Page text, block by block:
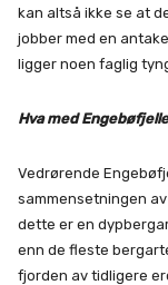
kan altså ikke se at
jobber med en
ligger noen faglig
Hva med
Vedrørende
sammensetningen
dette er en
enn de fleste
fjorden av tidligere